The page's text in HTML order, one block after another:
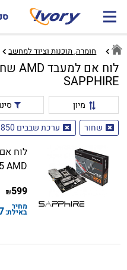
חומרה, תוכנות וציוד למחשב
SAPPHIRE
מיון
שחור
ערכת שבבים B850
AMD
599
₪
מחיר
באילת: